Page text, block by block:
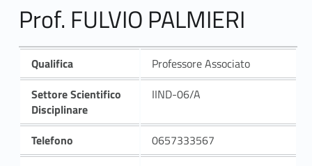
Prof. FULVIO PALMIERI
Qualifica
Professore Associato
Settore Scientifico
Disciplinare
IIND-06/A
Telefono
0657333567